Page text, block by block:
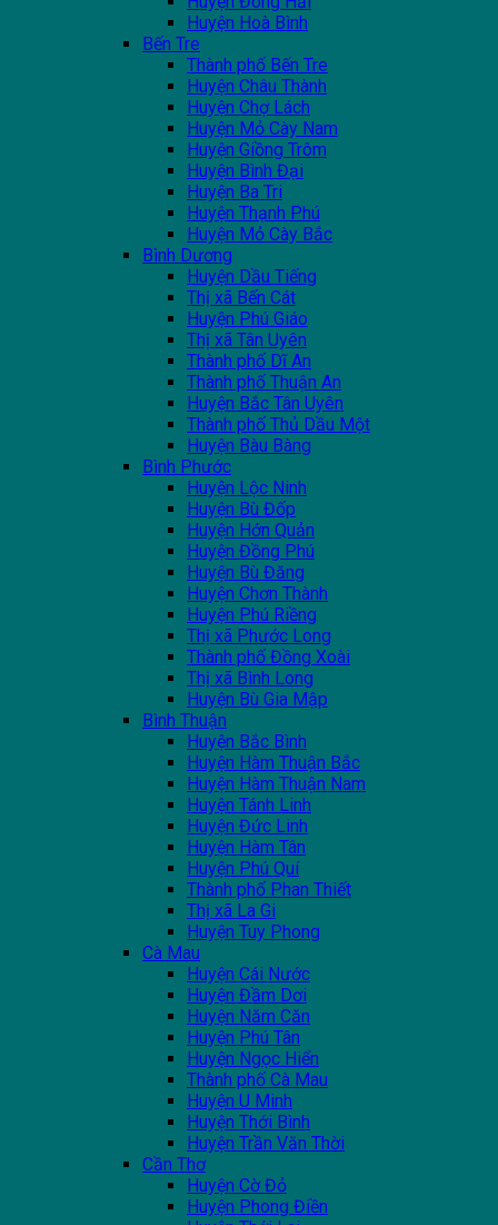
Huyện Hoà Bình
Bến Tre
Thành phố Bến Tre
Huyện Châu Thành
Huyện Chợ Lách
Huyện Mỏ Cày Nam
Huyện Giồng Trôm
Huyện Bình Đại
Huyện Ba Tri
Huyện Thạnh Phú
Huyện Mỏ Cày Bắc
Bình Dương
Huyện Dầu Tiếng
Thị xã Bến Cát
Huyện Phú Giáo
Thị xã Tân Uyên
Thành phố Dĩ An
Thành phố Thuận An
Huyện Bắc Tân Uyên
Thành phố Thủ Dầu Một
Huyện Bàu Bàng
Bình Phước
Huyện Lộc Ninh
Huyện Bù Đốp
Huyện Hớn Quản
Huyện Đồng Phú
Huyện Bù Đăng
Huyện Chơn Thành
Huyện Phú Riềng
Thị xã Phước Long
Thành phố Đồng Xoài
Thị xã Bình Long
Huyện Bù Gia Mập
Bình Thuận
Huyện Bắc Bình
Huyện Hàm Thuận Bắc
Huyện Hàm Thuận Nam
Huyện Tánh Linh
Huyện Đức Linh
Huyện Hàm Tân
Huyện Phú Quí
Thành phố Phan Thiết
Thị xã La Gi
Huyện Tuy Phong
Cà Mau
Huyện Cái Nước
Huyện Đầm Dơi
Huyện Năm Căn
Huyện Phú Tân
Huyện Ngọc Hiển
Thành phố Cà Mau
Huyện U Minh
Huyện Thới Bình
Huyện Trần Văn Thời
Cần Thơ
Huyện Cờ Đỏ
Huyện Phong Điền